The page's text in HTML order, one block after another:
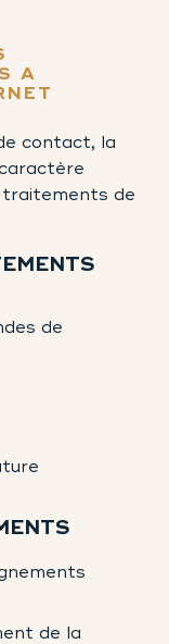
A
contact, la
traitements de
de
de la